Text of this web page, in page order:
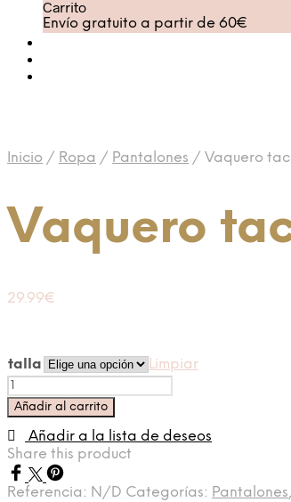
Carrito
Envío gratuito a partir de 60€
Inicio / Ropa / Pantalones / Vaquero
Vaquero
29.99€
talla
Limpiar
Vaquero
tachuela
gris
cantidad
Añadir al carrito
Añadir a la lista de deseos
Share this product
Referencia: N/D Categorías: Pantalones,